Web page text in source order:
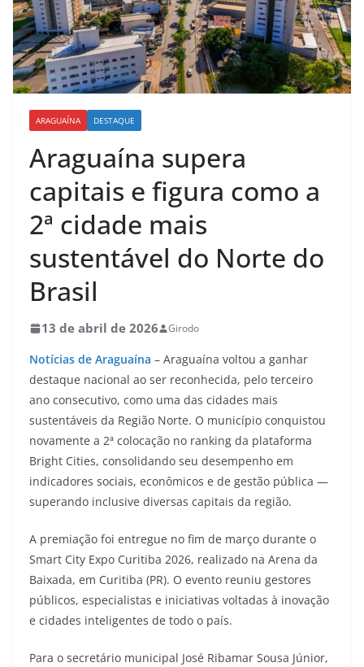
ARAGUAÍNA DESTAQUE
Araguaína supera
capitais e figura como a
2ª cidade mais
sustentável do Norte do
Brasil
13 de abril de 2026 Girodo
Notícias de Araguaína – Araguaína voltou a ganhar
destaque nacional ao ser reconhecida, pelo terceiro
ano consecutivo, como uma das cidades mais
sustentáveis da Região Norte. O município conquistou
novamente a 2ª colocação no ranking da plataforma
Bright Cities, consolidando seu desempenho em
indicadores sociais, econômicos e de gestão pública —
superando inclusive diversas capitais da região.
A premiação foi entregue no fim de março durante o
Smart City Expo Curitiba 2026, realizado na Arena da
Baixada, em Curitiba (PR). O evento reuniu gestores
públicos, especialistas e iniciativas voltadas à inovação
e cidades inteligentes de todo o país.
Para o secretário municipal José Ribamar Sousa Júnior,